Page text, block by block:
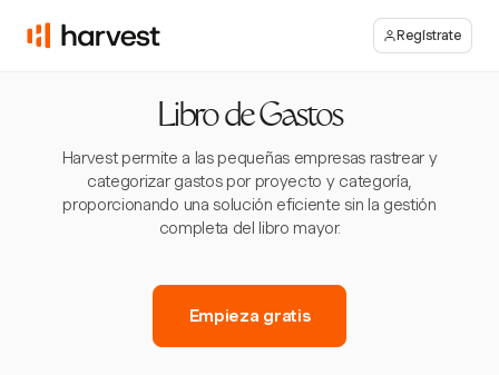
Regístrate
Libro de Gastos
Harvest permite a las pequeñas empresas rastrear y
categorizar gastos por proyecto y categoría,
proporcionando una solución eficiente sin la gestión
completa del libro mayor.
Empieza gratis